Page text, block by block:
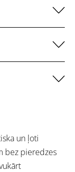
un ļoti
bez pieredzes